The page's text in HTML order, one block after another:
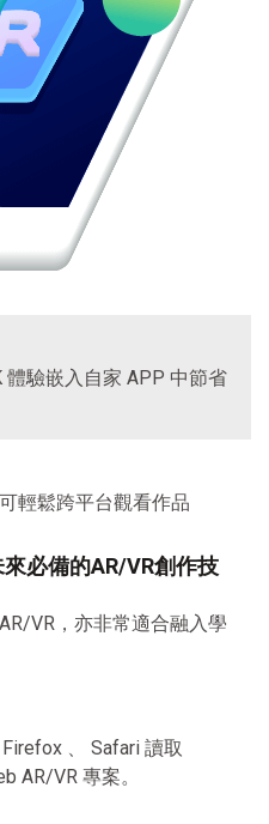
體驗嵌入自家 APP 中節省
可輕鬆跨平台觀看作品
必備的AR/VR創作技
AR/VR ，亦非常適合融入學
、 Safari 讀取
AR/VR 專案。